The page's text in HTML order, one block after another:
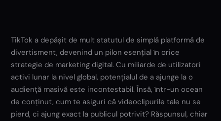
TikTok a depășit de mult statutul de simplă platformă de
divertisment, devenind un pilon esențial în orice
strategie de marketing digital. Cu miliarde de utilizatori
activi lunar la nivel global, potențialul de a ajunge la o
audiență masivă este incontestabil. Însă, într-un ocean
de conținut, cum te asiguri că videoclipurile tale nu se
pierd, ci ajung exact la publicul potrivit? Răspunsul, chiar